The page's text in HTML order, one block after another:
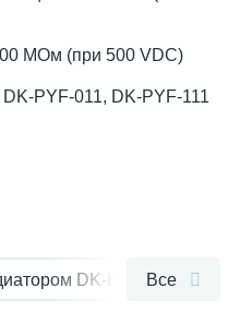
МОм (при 500 VDC)
PYF-011, DK-PYF-111
DK-HDM-ХХ44.ZD3
Все